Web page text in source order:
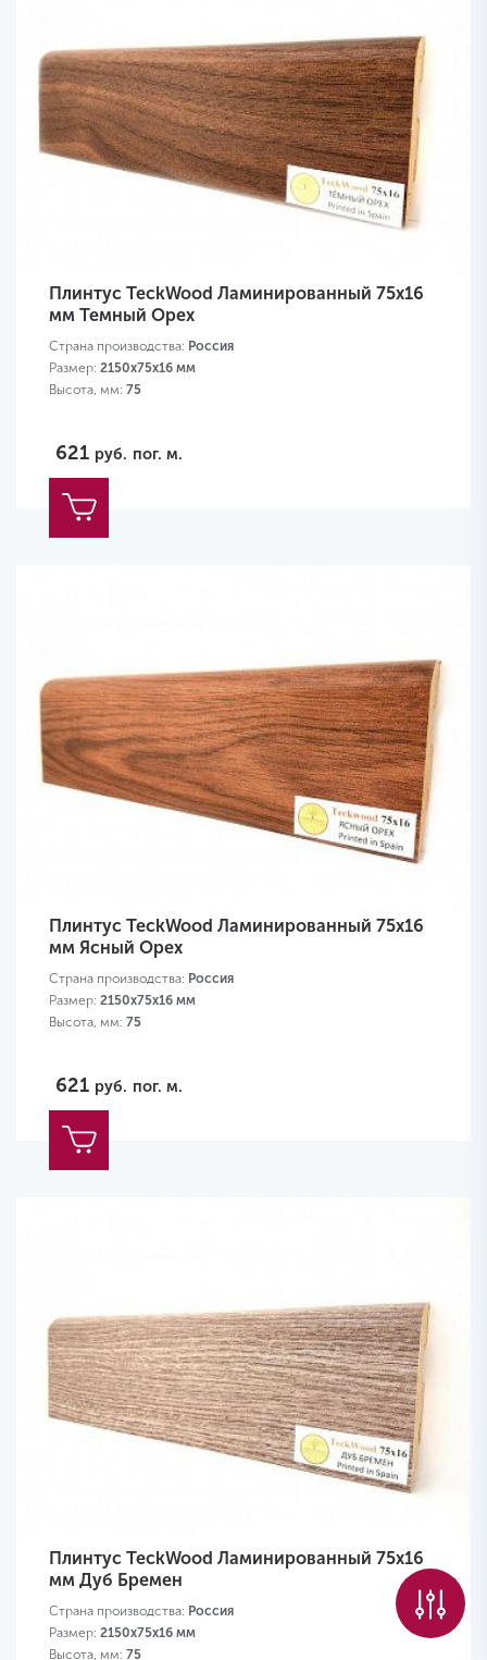
Плинтус TeckWood Ламинированный 75х16
мм Темный Орех
Страна производства: Россия
Размер: 2150х75х16 мм
Высота, мм: 75
621 руб. пог. м.
Плинтус TeckWood Ламинированный 75х16
мм Ясный Орех
Страна производства: Россия
Размер: 2150х75х16 мм
Высота, мм: 75
621 руб. пог. м.
Плинтус TeckWood Ламинированный 75х16
мм Дуб Бремен
Страна производства: Россия
Размер: 2150х75х16 мм
Высота, мм: 75